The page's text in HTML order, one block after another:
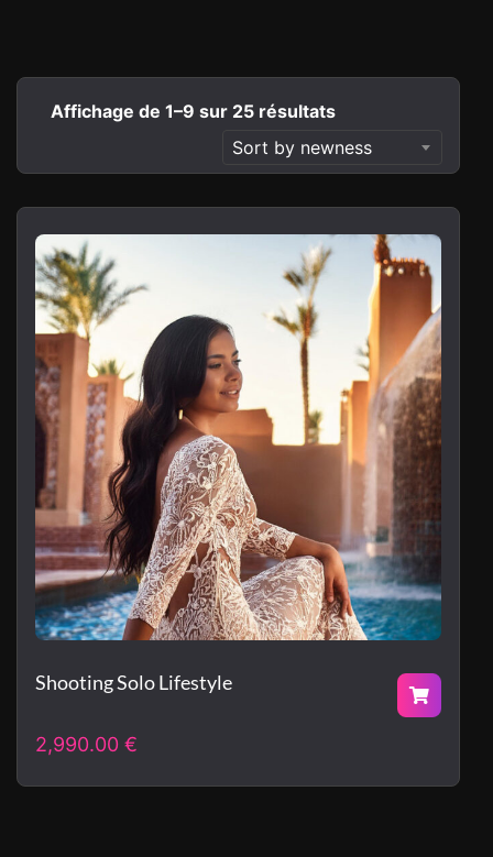
Affichage de 1–9 sur 25 résultats
Sort by newness
Shooting Solo Lifestyle
2,990.00 €